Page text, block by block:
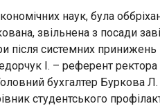
наук, була
звільнена з посади
після системних
І. – референт
бухгалтер Буркова
студентського